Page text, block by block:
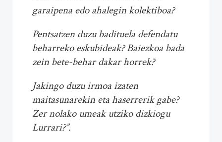
garaipena edo ahalegin kolektiboa?
Pentsatzen duzu badituela defendatu
beharreko eskubideak? Baiezkoa bada
zein bete-behar dakar horrek?
Jakingo duzu irmoa izaten
maitasunarekin eta haserrerik gabe?
Zer nolako umeak utziko dizkiogu
Lurrari?”.